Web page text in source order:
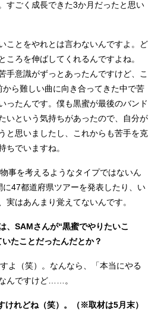
すごく成長できた3か月だったと思い
ことをやれとは言わないんですよ。ど
ころを伸ばしてくれるんですよね。
手意識がずっとあったんですけど、こ
ら難しい曲に向き合ってきた中で苦
ったんです。僕も黒蜜が最後のバンド
いという気持ちがあったので、自分が
と思いましたし、これからも苦手を克
ちでいますね。
事を考えるようなタイプではないん
47都道府県ツアーを発表したり、い
実はあんまり覚えてないんです。
SAMさんが“黒蜜でやりたいこ
たことだったんだとか？
よ（笑）。なんなら、「本当にやる
んですけど……。
れどね（笑）。（※取材は5月末）